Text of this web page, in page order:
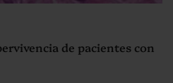
de pacientes con